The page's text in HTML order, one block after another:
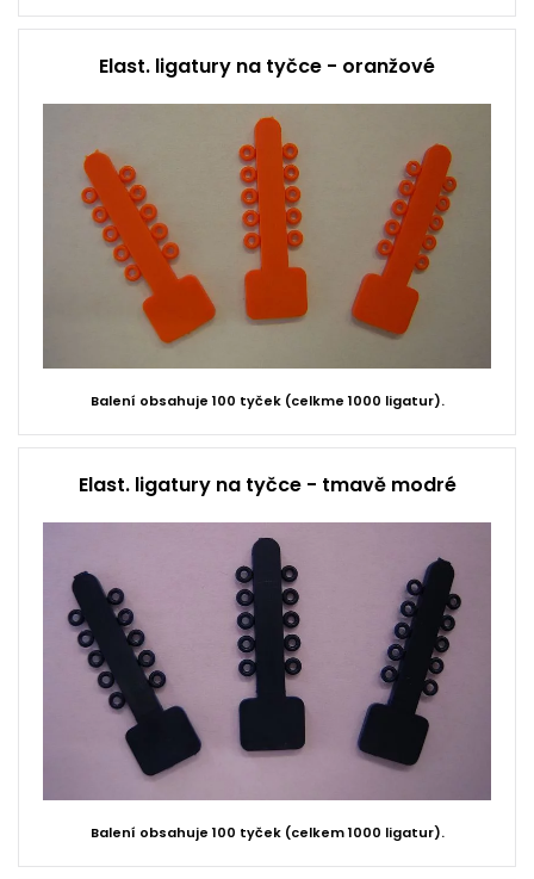
Elast. ligatury na tyčce - oranžové
Balení obsahuje 100 tyček (celkme 1000 ligatur).
Elast. ligatury na tyčce - tmavě modré
Balení obsahuje 100 tyček (celkem 1000 ligatur).